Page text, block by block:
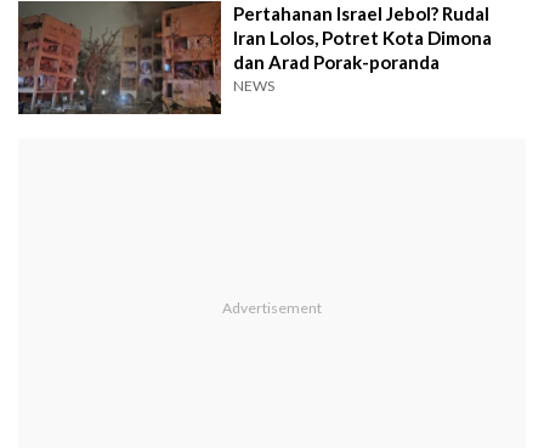
Pertahanan Israel Jebol? Rudal
Iran Lolos, Potret Kota Dimona
dan Arad Porak-poranda
NEWS